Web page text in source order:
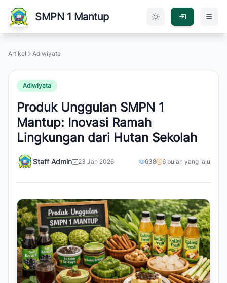
SMPN 1 Mantup
Artikel Adiwiyata
Adiwiyata
Produk Unggulan SMPN 1
Mantup: Inovasi Ramah
Lingkungan dari Hutan Sekolah
Staff Admin 23 Jan 2026 638 6 bulan yang lalu